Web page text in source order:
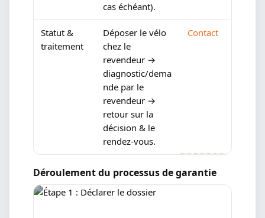
cas échéant).
Statut &
traitement
Déposer le vélo
chez le
revendeur →
diagnostic/dema
nde par le
revendeur →
retour sur la
décision & le
rendez-vous.
Contact
Déroulement du processus de garantie